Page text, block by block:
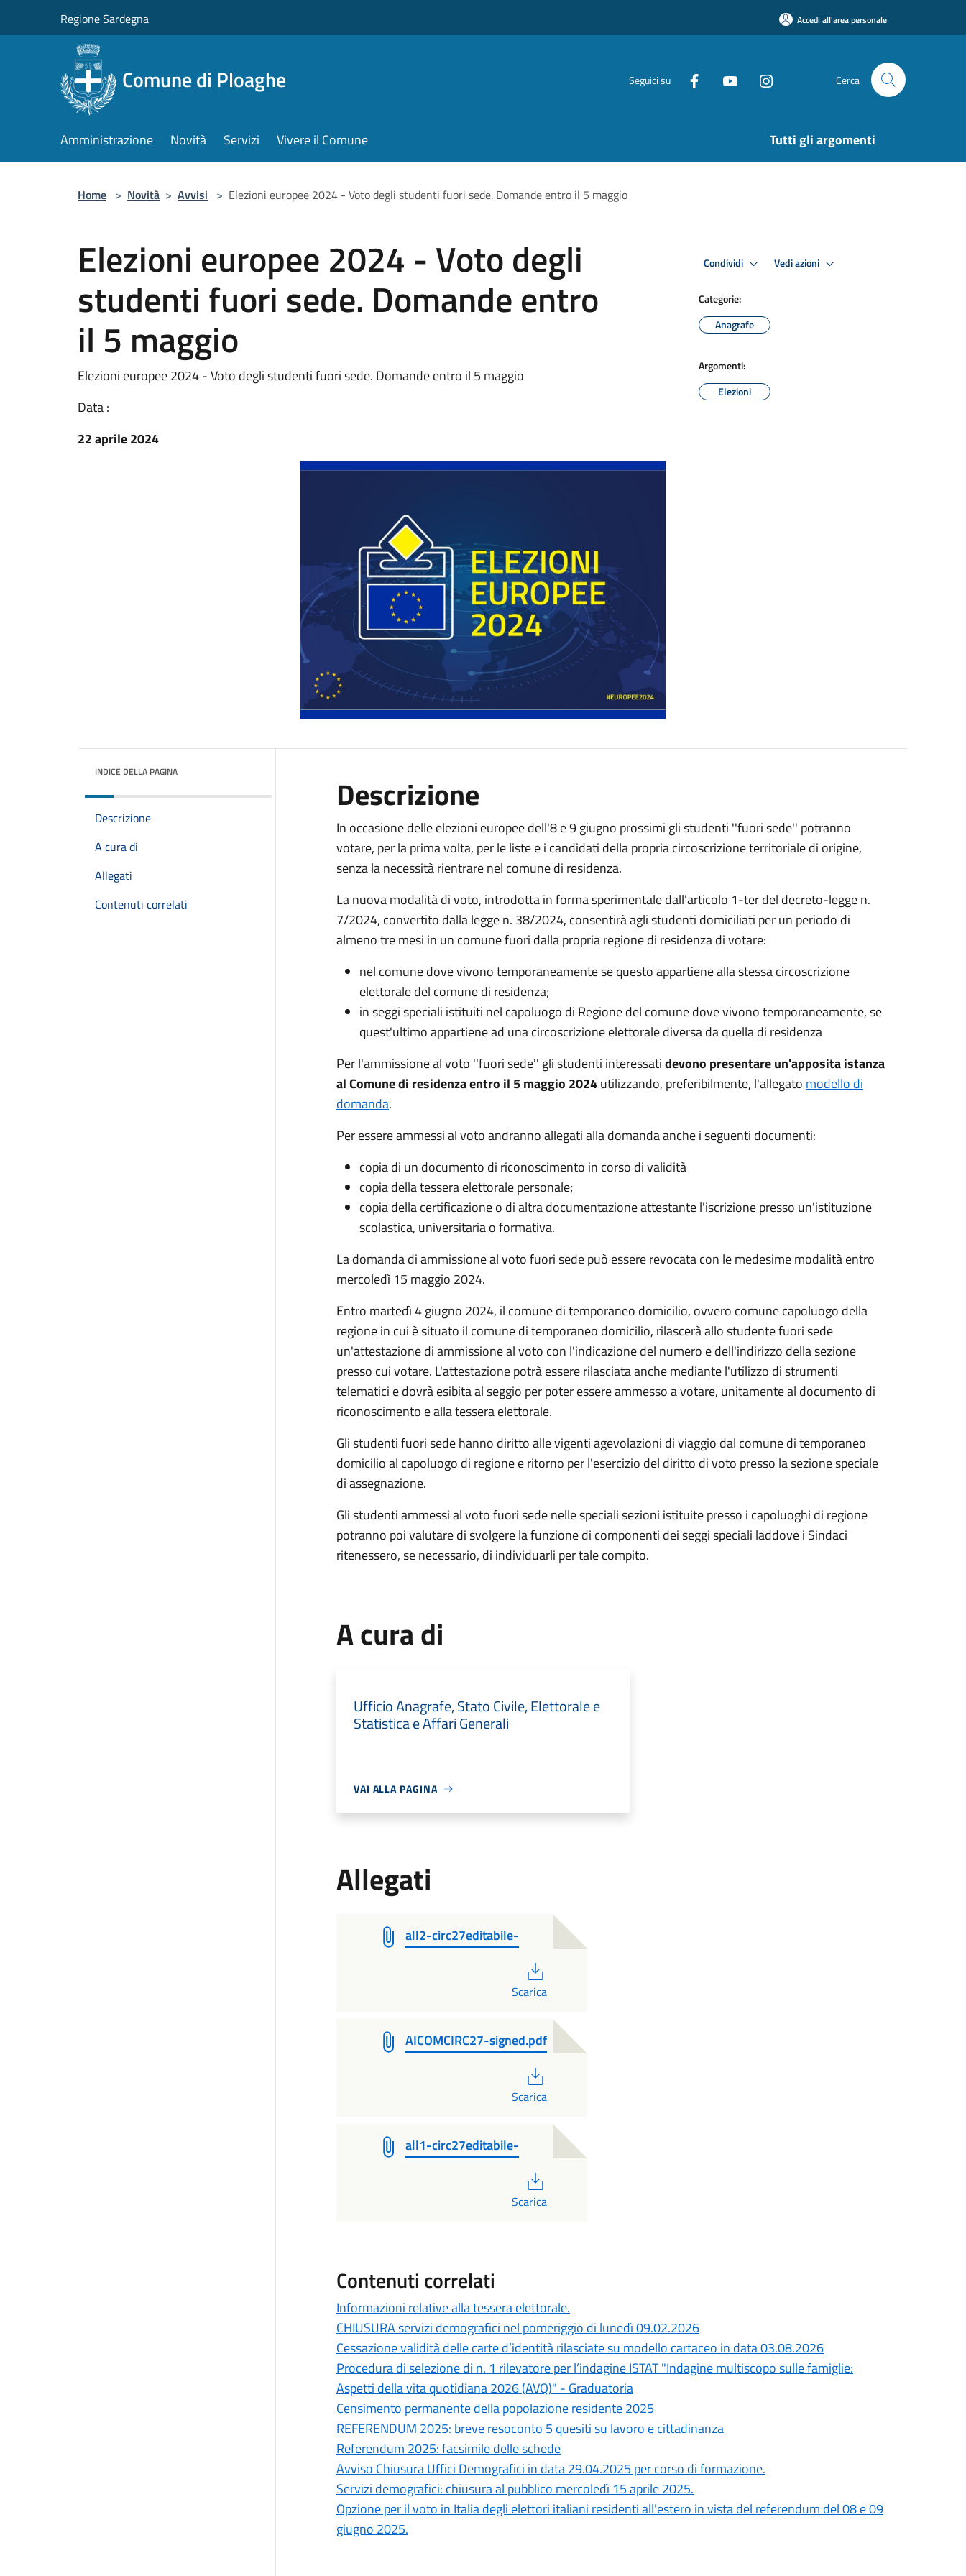
Regione Sardegna Accedi all'area personale
Comune di Ploaghe Seguici su Cerca
Amministrazione Novità Servizi Vivere il Comune Tutti gli argomenti
Home > Novità > Avvisi > Elezioni europee 2024 - Voto degli studenti fuori sede. Domande entro il 5 maggio
Elezioni europee 2024 - Voto degli
studenti fuori sede. Domande entro
il 5 maggio
Elezioni europee 2024 - Voto degli studenti fuori sede. Domande entro il 5 maggio
Data :
22 aprile 2024
Condividi Vedi azioni
Categorie:
Anagrafe
Argomenti:
Elezioni
INDICE DELLA PAGINA
Descrizione
A cura di
Allegati
Contenuti correlati
Descrizione
In occasione delle elezioni europee dell'8 e 9 giugno prossimi gli studenti ''fuori sede'' potranno
votare, per la prima volta, per le liste e i candidati della propria circoscrizione territoriale di origine,
senza la necessità rientrare nel comune di residenza.
La nuova modalità di voto, introdotta in forma sperimentale dall'articolo 1-ter del decreto-legge n.
7/2024, convertito dalla legge n. 38/2024, consentirà agli studenti domiciliati per un periodo di
almeno tre mesi in un comune fuori dalla propria regione di residenza di votare:
nel comune dove vivono temporaneamente se questo appartiene alla stessa circoscrizione
elettorale del comune di residenza;
in seggi speciali istituiti nel capoluogo di Regione del comune dove vivono temporaneamente, se
quest'ultimo appartiene ad una circoscrizione elettorale diversa da quella di residenza
Per l'ammissione al voto ''fuori sede'' gli studenti interessatidevono presentare un'apposita istanza
al Comune di residenza entro il 5 maggio 2024utilizzando, preferibilmente, l'allegato modello di
domanda.
Per essere ammessi al voto andranno allegati alla domanda anche i seguenti documenti:
copia di un documento di riconoscimento in corso di validità
copia della tessera elettorale personale;
copia della certificazione o di altra documentazione attestante l'iscrizione presso un'istituzione
scolastica, universitaria o formativa.
La domanda di ammissione al voto fuori sede può essere revocata con le medesime modalità entro
mercoledì 15 maggio 2024.
Entro martedì 4 giugno 2024, il comune di temporaneo domicilio, ovvero comune capoluogo della
regione in cui è situato il comune di temporaneo domicilio, rilascerà allo studente fuori sede
un'attestazione di ammissione al voto con l'indicazione del numero e dell'indirizzo della sezione
presso cui votare. L'attestazione potrà essere rilasciata anche mediante l'utilizzo di strumenti
telematici e dovrà esibita al seggio per poter essere ammesso a votare, unitamente al documento di
riconoscimento e alla tessera elettorale.
Gli studenti fuori sede hanno diritto alle vigenti agevolazioni di viaggio dal comune di temporaneo
domicilio al capoluogo di regione e ritorno per l'esercizio del diritto di voto presso la sezione speciale
di assegnazione.
Gli studenti ammessi al voto fuori sede nelle speciali sezioni istituite presso i capoluoghi di regione
potranno poi valutare di svolgere la funzione di componenti dei seggi speciali laddove i Sindaci
ritenessero, se necessario, di individuarli per tale compito.
A cura di
Ufficio Anagrafe, Stato Civile, Elettorale e
Statistica e Affari Generali
VAI ALLA PAGINA
Allegati
all2-circ27editabile-
Scarica
AICOMCIRC27-signed.pdf
Scarica
all1-circ27editabile-
Scarica
Contenuti correlati
Informazioni relative alla tessera elettorale.
CHIUSURA servizi demografici nel pomeriggio di lunedì 09.02.2026
Cessazione validità delle carte d’identità rilasciate su modello cartaceo in data 03.08.2026
Procedura di selezione di n. 1 rilevatore per l’indagine ISTAT "Indagine multiscopo sulle famiglie:
Aspetti della vita quotidiana 2026 (AVQ)" - Graduatoria
Censimento permanente della popolazione residente 2025
REFERENDUM 2025: breve resoconto 5 quesiti su lavoro e cittadinanza
Referendum 2025: facsimile delle schede
Avviso Chiusura Uffici Demografici in data 29.04.2025 per corso di formazione.
Servizi demografici: chiusura al pubblico mercoledì 15 aprile 2025.
Opzione per il voto in Italia degli elettori italiani residenti all'estero in vista del referendum del 08 e 09
giugno 2025.